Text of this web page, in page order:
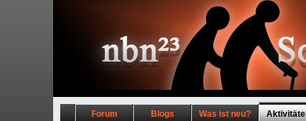
Forum Blogs Was ist neu?